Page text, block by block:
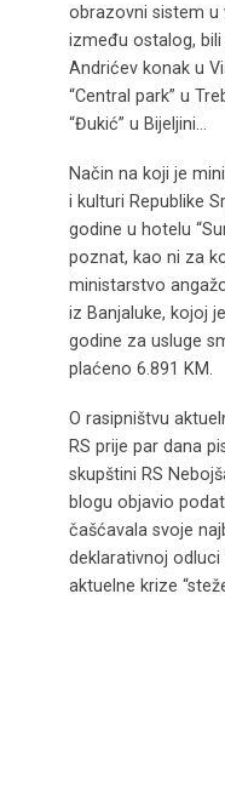
obrazovni sistem u
između ostalog, bili
Andrićev konak u
“Central park” u
“Đukić” u Bijeljini…
Način na koji je
i kulturi Republike
godine u hotelu
poznat, kao ni za
ministarstvo
iz Banjaluke, kojoj
godine za usluge
plaćeno 6.891 KM.
O rasipništvu
RS prije par dana
skupštini RS
blogu objavio
čašćavala svoje
deklarativnoj odluci
aktuelne krize